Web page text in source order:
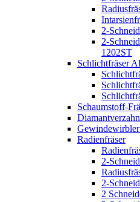
2-
2-
1202ST
Schlichtfräser
Schaumstoff-
Radienfräser
2-
2-
2